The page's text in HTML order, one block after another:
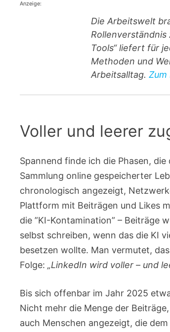
Anzeige:
Die Arbeitswelt
Rollenverständnis
Tools“ liefert für
Methoden und
Arbeitsalltag. Zum
Voller und leerer
Spannend finde ich die Phasen,
Sammlung online gespeicherter
chronologisch angezeigt,
Plattform mit Beiträgen und Likes
die ”KI-Kontamination” – Beiträge
selbst schreiben, wenn das die KI
besetzen wollte. Man vermutet,
Folge:„LinkedIn wird voller – und
Bis sich offenbar im Jahr 2025
Nicht mehr die Menge der
auch Menschen angezeigt, die